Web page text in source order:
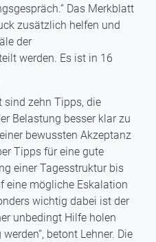
Das Merkblatt
zusätzlich helfen und
der
werden. Es ist in 16
zehn Tipps, die
Belastung besser klar zu
bewussten Akzeptanz
Tipps für eine gute
einer Tagesstruktur bis
eine mögliche Eskalation
wichtig dabei ist der
unbedingt Hilfe holen
betont Lehner. Die